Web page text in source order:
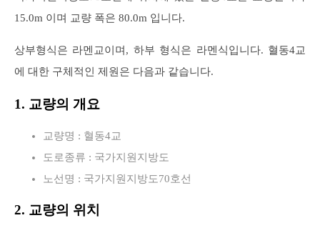
15.0m 이며 교량 폭은 80.0m 입니다.
상부형식은 라멘교이며, 하부 형식은 라멘식입니다. 혈동4교
에 대한 구체적인 제원은 다음과 같습니다.
1. 교량의 개요
교량명 : 혈동4교
도로종류 : 국가지원지방도
노선명 : 국가지원지방도70호선
2. 교량의 위치